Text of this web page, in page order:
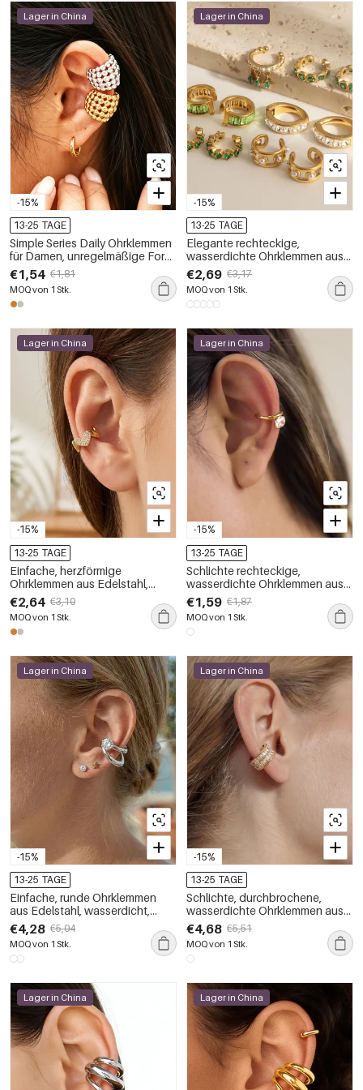
-15%
Lager in China
13-25 TAGE
Simple Series Daily Ohrklemmen
für Damen, unregelmäßige Form,
wasserdicht, goldfarben, aus
Edelstahl
€1,54 €1,81
MOQ von 1 Stk.
-15%
Lager in China
13-25 TAGE
Elegante rechteckige,
wasserdichte Ohrklemmen aus
Edelstahl in Goldfarbe mit
Zirkonia für Damen
€2,69 €3,17
MOQ von 1 Stk.
-15%
Lager in China
13-25 TAGE
Einfache, herzförmige
Ohrklemmen aus Edelstahl,
wasserdicht, goldfarben mit
Strasssteinen
€2,64 €3,10
MOQ von 1 Stk.
-15%
Lager in China
13-25 TAGE
Schlichte rechteckige,
wasserdichte Ohrklemmen aus
Edelstahl in Goldfarbe mit
Zirkonia für Damen
€1,59 €1,87
MOQ von 1 Stk.
-15%
Lager in China
13-25 TAGE
Einfache, runde Ohrklemmen
aus Edelstahl, wasserdicht,
goldfarben, mit Zirkonia-Zirkonia
€4,28 €5,04
MOQ von 1 Stk.
-15%
Lager in China
13-25 TAGE
Schlichte, durchbrochene,
wasserdichte Ohrklemmen aus
Edelstahl in Goldfarbe mit
Zirkonia für Damen
€4,68 €5,51
MOQ von 1 Stk.
Lager in China Lager in China